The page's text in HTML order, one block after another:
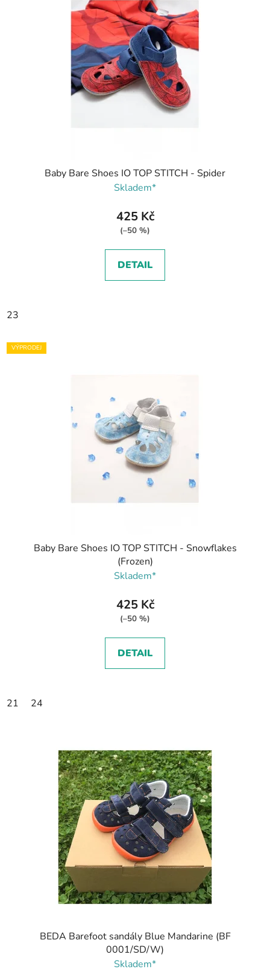
Baby Bare Shoes IO TOP STITCH - Spider
Skladem*
425 Kč
(–50 %)
DETAIL
23
VÝPRODEJ
Baby Bare Shoes IO TOP STITCH - Snowflakes
(Frozen)
Skladem*
425 Kč
(–50 %)
DETAIL
21 24
BEDA Barefoot sandály Blue Mandarine (BF
0001/SD/W)
Skladem*